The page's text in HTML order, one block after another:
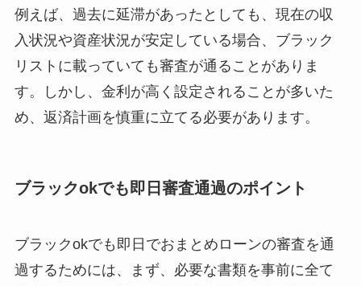
例えば、過去に延滞があったとしても、現在の収
入状況や資産状況が安定している場合、ブラック
リストに載っていても審査が通ることがありま
す。しかし、金利が高く設定されることが多いた
め、返済計画を慎重に立てる必要があります。
ブラックokでも即日審査通過のポイント
ブラックokでも即日でおまとめローンの審査を通
過するためには、まず、必要な書類を事前に全て